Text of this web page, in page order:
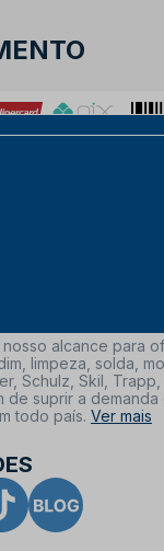
alcance para
limpeza, solda,
Schulz, Skil,
suprir a
todo país. Ver mais